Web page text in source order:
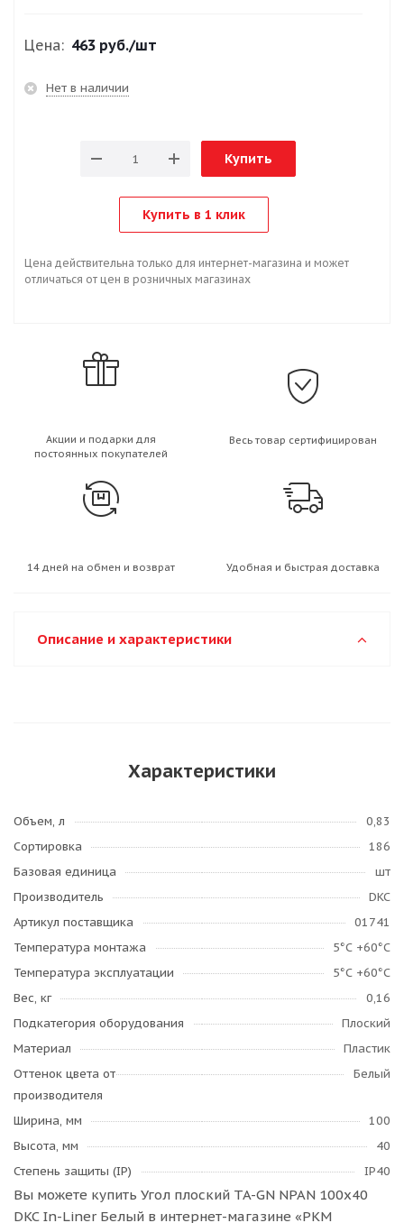
Цена: 463 руб./шт
Нет в наличии
Купить
Купить в 1 клик
Цена действительна только для интернет-магазина и может
отличаться от цен в розничных магазинах
Акции и подарки для
постоянных покупателей
Весь товар сертифицирован
14 дней на обмен и возврат Удобная и быстрая доставка
Описание и характеристики
Характеристики
Объем, л
0,83
Сортировка
186
Базовая единица
шт
Производитель
DKC
Артикул поставщика
01741
Температура монтажа
­5°С +60°С
Температура эксплуатации
­5°С +60°С
Вес, кг
0,16
Подкатегория оборудования
Плоский
Материал
Пластик
Оттенок цвета от
производителя
Белый
Ширина, мм
100
Высота, мм
40
Степень защиты (IP)
IP40
Вы можете купить Угол плоский TA-GN NPAN 100x40
DKC In-Liner Белый в интернет-магазине «РКМ